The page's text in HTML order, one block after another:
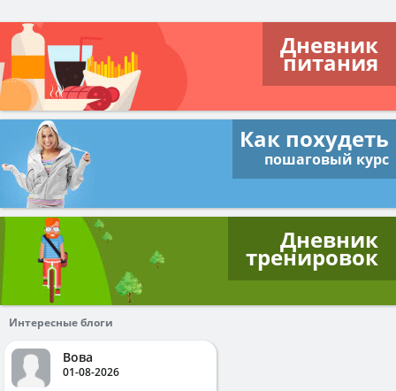
Дневник
питания
Как похудеть
пошаговый курс
Дневник
тренировок
Интересные блоги
Вова
01-08-2026